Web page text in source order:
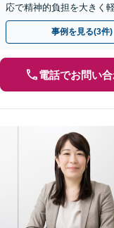
応で精神的負担を大きく
割・放棄などまずはお気
事例を見る(3件)
電話でお問い